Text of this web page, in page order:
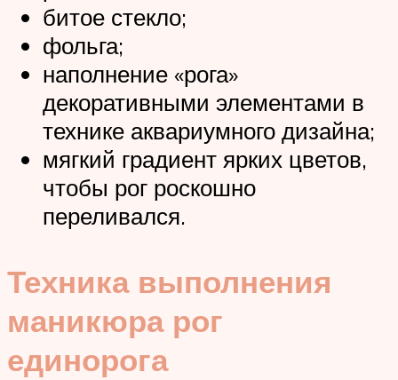
битое стекло;
фольга;
наполнение «рога»
декоративными элементами в
технике аквариумного дизайна;
мягкий градиент ярких цветов,
чтобы рог роскошно
переливался.
Техника выполнения
маникюра рог
единорога